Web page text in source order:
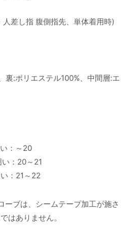
人差し指 腹側指先、単体着用時)
裏:ポリエステル100%、中間層:エ
：～20
：20～21
：21～22
ーブは、シームテープ加工が施さ
はありません。